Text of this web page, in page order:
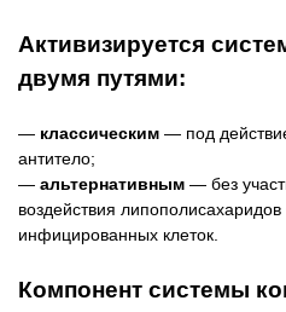
Активизируется
двумя путями:
— классическим — под
антитело;
— альтернативным — без
воздействия
инфицированных клеток.
Компонент системы